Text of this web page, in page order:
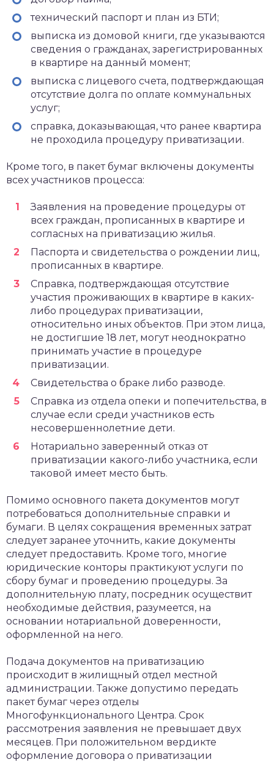
технический паспорт и план из БТИ;
выписка из домовой книги, где указываются
сведения о гражданах, зарегистрированных
в квартире на данный момент;
выписка с лицевого счета, подтверждающая
отсутствие долга по оплате коммунальных
услуг;
справка, доказывающая, что ранее квартира
не проходила процедуру приватизации.
Кроме того, в пакет бумаг включены документы
всех участников процесса:
Заявления на проведение процедуры от
всех граждан, прописанных в квартире и
согласных на приватизацию жилья.
Паспорта и свидетельства о рождении лиц,
прописанных в квартире.
Справка, подтверждающая отсутствие
участия проживающих в квартире в каких-
либо процедурах приватизации,
относительно иных объектов. При этом лица,
не достигшие 18 лет, могут неоднократно
принимать участие в процедуре
приватизации.
Свидетельства о браке либо разводе.
Справка из отдела опеки и попечительства, в
случае если среди участников есть
несовершеннолетние дети.
Нотариально заверенный отказ от
приватизации какого-либо участника, если
таковой имеет место быть.
Помимо основного пакета документов могут
потребоваться дополнительные справки и
бумаги. В целях сокращения временных затрат
следует заранее уточнить, какие документы
следует предоставить. Кроме того, многие
юридические конторы практикуют услуги по
сбору бумаг и проведению процедуры. За
дополнительную плату, посредник осуществит
необходимые действия, разумеется, на
основании нотариальной доверенности,
оформленной на него.
Подача документов на приватизацию
происходит в жилищный отдел местной
администрации. Также допустимо передать
пакет бумаг через отделы
Многофункционального Центра. Срок
рассмотрения заявления не превышает двух
месяцев. При положительном вердикте
оформление договора о приватизации